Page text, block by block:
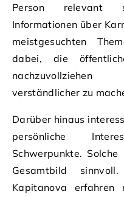
Person relevant
Informationen über
meistgesuchten
dabei, die
verständlicher zu
Darüber hinaus
persönliche
Schwerpunkte.
Gesamtbild
Kapitanova erfahren